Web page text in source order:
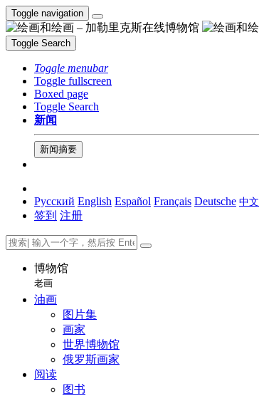
Toggle navigation
Toggle Search
Toggle menubar
Toggle fullscreen
Boxed page
Toggle Search
新闻
新闻摘要
Русский English Español Français Deutsche 中文
签到 注册
博物馆
老画
油画
图片集
画家
世界博物馆
俄罗斯画家
阅读
图书